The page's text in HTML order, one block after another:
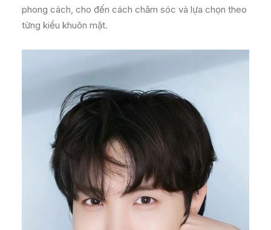
phong cách, cho đến cách chăm sóc và lựa chọn theo
từng kiểu khuôn mặt.